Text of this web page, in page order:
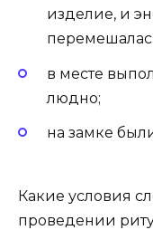
изделие, и
в месте
людно;
на замке
Какие условия
проведении